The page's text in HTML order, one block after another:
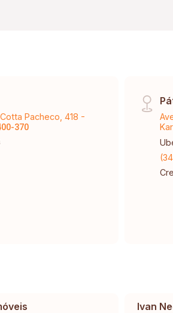
Pacheco, 418 -
370
Ivan